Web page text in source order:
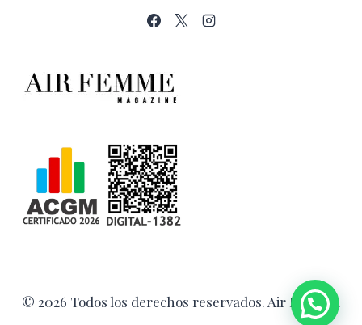
© 2026 Todos los derechos reservados. Air Femme.